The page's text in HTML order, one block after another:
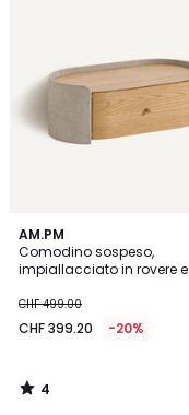
AM.PM
Comodino sospeso,
impiallacciato in rovere e
CHF 499.00
CHF 399.20 -20%
4
/
5
4
/